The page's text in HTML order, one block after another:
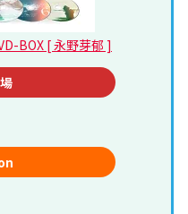
BOX [ 永野芽郁 ]